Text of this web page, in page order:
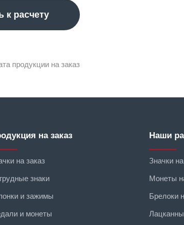
к расчету
продукции на заказ
на заказ
на заказ
знаки
и зажимы
и монеты
Наши
Значки
Монеты
Брелоки